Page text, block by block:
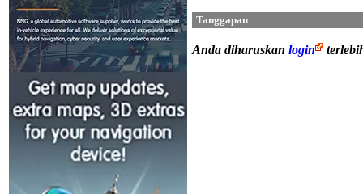
Tanggapan
Anda diharuskan login